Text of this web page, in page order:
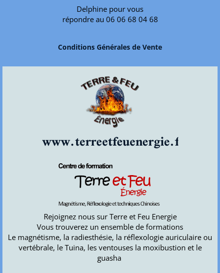
Delphine pour vous
répondre au 06 06 68 04 68
Conditions Générales de Vente
www.terreetfeuenergie.fr
Rejoignez nous sur Terre et Feu Energie
Vous trouverez un ensemble de formations
Le magnétisme, la radiesthésie, la réflexologie auriculaire ou
vertébrale, le Tuina, les ventouses la moxibustion et le
guasha